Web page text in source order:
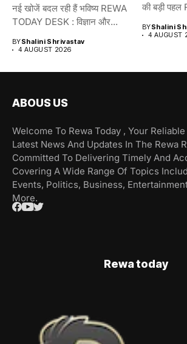
नई खोजें बदल रही हैं भविष्य REWA
TODAY DESK : विज्ञान और...
BYShalini Shrivastav
4 AUGUST 2026
की बड़ी
BYShalini
4 AUGUST
ABOUS US
Welcome To Rewa Today , Your
Latest News And Updates In The Rewa
Committed To Delivering Timely And
Covering A Wide Range Of Topics
Events, Politics, Business,
More.
Rewa today